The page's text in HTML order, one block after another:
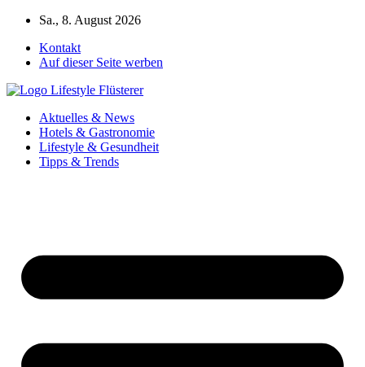
Zum
springen
Sa., 8. August 2026
Kontakt
Auf dieser Seite werben
Aktuelles & News
Hotels & Gastronomie
Lifestyle & Gesundheit
Tipps & Trends